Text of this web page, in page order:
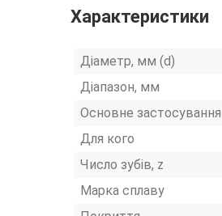
Характеристики
Діаметр, мм (d)
Діапазон, мм
Основне застосування
Для кого
Число зубів, z
Марка сплаву